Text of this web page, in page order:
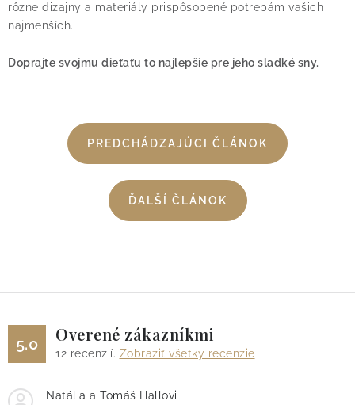
rôzne dizajny a materiály prispôsobené potrebám vašich
najmenších.
Doprajte svojmu dieťaťu to najlepšie pre jeho sladké sny.
PREDCHÁDZAJÚCI ČLÁNOK
ĎALŠÍ ČLÁNOK
5.0 Overené zákazníkmi
12 recenzií. Zobraziť všetky recenzie
Natália a Tomáš Hallovi